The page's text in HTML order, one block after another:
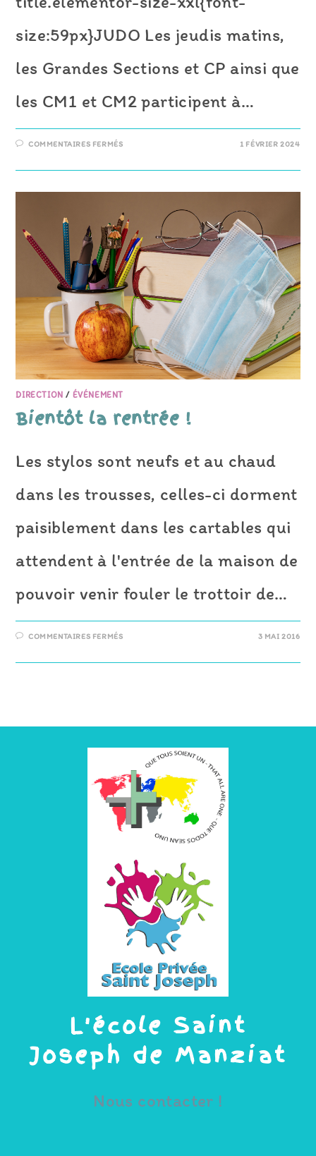
size:59px}JUDO Les jeudis matins,
les Grandes Sections et CP ainsi que
les CM1 et CM2 participent à…
COMMENTAIRES FERMÉSSUR 1 FÉVRIER 2024
DIRECTION / ÉVÉNEMENT
Bientôt la rentrée !
Les stylos sont neufs et au chaud
dans les trousses, celles-ci dorment
paisiblement dans les cartables qui
attendent à l'entrée de la maison de
pouvoir venir fouler le trottoir de…
COMMENTAIRES FERMÉSSUR
RENTRÉE
3 MAI 2016
L'école Saint
Joseph de Manziat
Nous contacter !